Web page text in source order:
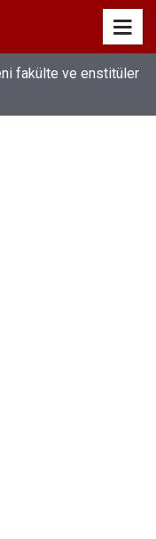
müdürler değişti,